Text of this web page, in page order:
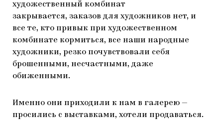
художественный комбинат
закрывается, заказов для художников нет, и
все те, кто привык при художественном
комбинате кормиться, все наши народные
художники, резко почувствовали себя
брошенными, несчастными, даже
обиженными.
Именно они приходили к нам в галерею —
просились с выставками, хотели продаваться.